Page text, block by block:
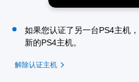
如果您认证了另一台PS4主机
新的PS4主机。
解除认证主机